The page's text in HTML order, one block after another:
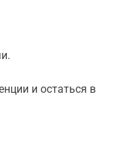
и остаться в